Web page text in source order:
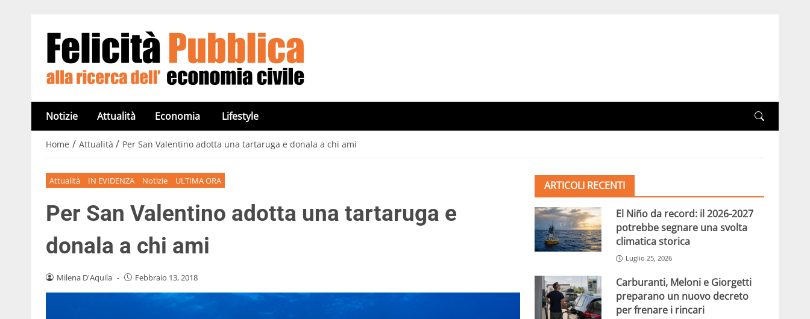
Notizie Attualità Economia Lifestyle
Home / Attualità / Per San Valentino adotta una tartaruga e donala a chi ami
Attualità IN EVIDENZA Notizie ULTIMA ORA
Per San Valentino adotta una tartaruga e
donala a chi ami
Milena D'Aquila - Febbraio 13, 2018
ARTICOLI RECENTI
El Niño da record: il 2026-2027
potrebbe segnare una svolta
climatica storica
Luglio 25, 2026
Carburanti, Meloni e Giorgetti
preparano un nuovo decreto
per frenare i rincari